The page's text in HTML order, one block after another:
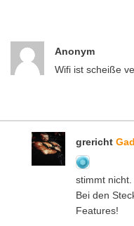
Anonym
Wifi ist scheiße
grericht
stimmt
Bei den
Features!